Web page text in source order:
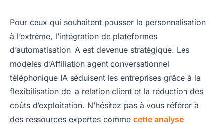
Pour ceux qui souhaitent pousser la personnalisation
à l’extrême, l’intégration de plateformes
d’automatisation IA est devenue stratégique. Les
modèles d’Affiliation agent conversationnel
téléphonique IA séduisent les entreprises grâce à la
flexibilisation de la relation client et la réduction des
coûts d’exploitation. N’hésitez pas à vous référer à
des ressources expertes comme cette analyse